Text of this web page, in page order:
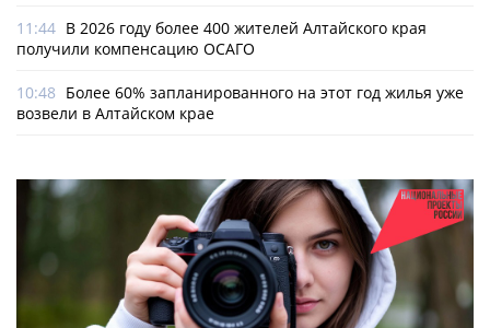
11:44 В 2026 году более 400 жителей Алтайского края
получили компенсацию ОСАГО
10:48 Более 60% запланированного на этот год жилья уже
возвели в Алтайском крае